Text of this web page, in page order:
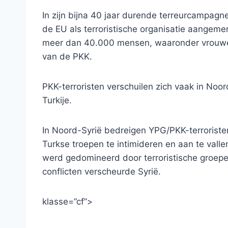
In zijn bijna 40 jaar durende
de EU als terroristische organisatie
meer dan 40.000 mensen, waaronder
van de PKK.
PKK-terroristen verschuilen zich vaak in
Turkije.
In Noord-Syrië bedreigen YPG/PKK-
Turkse troepen te intimideren en aan te
werd gedomineerd door terroristische
conflicten verscheurde Syrië.
klasse=”cf”>